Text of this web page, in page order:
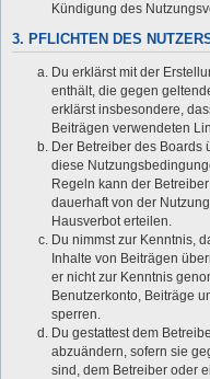
Kündigung des
3. PFLICHTEN DES
Du erklärst mit der
enthält, die gegen
erklärst insbesondere,
Beiträgen verwendeten
Der Betreiber des Boards
diese
Regeln kann der
dauerhaft von der
Hausverbot erteilen.
Du nimmst zur Kenntnis,
Inhalte von Beiträgen
er nicht zur Kenntnis
Benutzerkonto, Beiträge
sperren.
Du gestattest dem
abzuändern, sofern sie
sind, dem Betreiber oder